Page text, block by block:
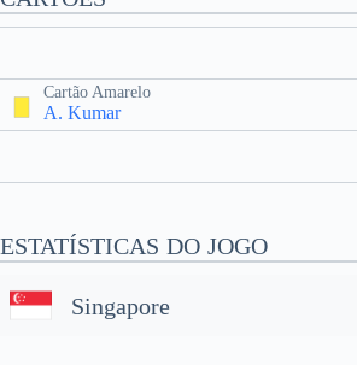
Cartão Amarelo
A. Kumar
ESTATÍSTICAS DO JOGO
Singapore